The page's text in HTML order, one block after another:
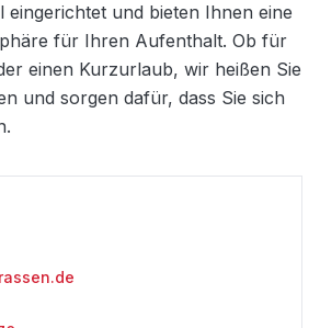
eingerichtet und bieten Ihnen eine
für Ihren Aufenthalt. Ob für
einen Kurzurlaub, wir heißen Sie
und sorgen dafür, dass Sie sich